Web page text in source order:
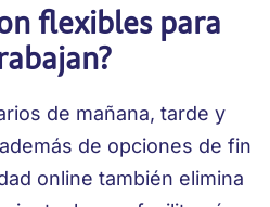
flexibles para
de mañana, tarde y
de opciones de fin
online también elimina